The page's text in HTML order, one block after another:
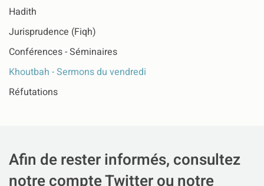
Hadith
Jurisprudence (Fiqh)
Conférences - Séminaires
Khoutbah - Sermons du vendredi
Réfutations
Afin de rester informés, consultez
notre compte Twitter ou notre